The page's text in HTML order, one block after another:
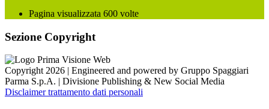
Pagina visualizzata 600 volte
Sezione Copyright
Copyright 2026 | Engineered and powered by Gruppo Spaggiari
Parma S.p.A. | Divisione Publishing & New Social Media
Disclaimer trattamento dati personali